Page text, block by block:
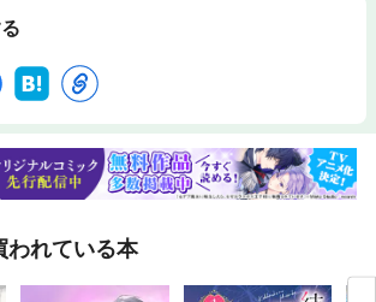
われている本